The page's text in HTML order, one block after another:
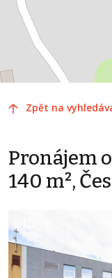
Zpět na
Pronájem
140 m²,